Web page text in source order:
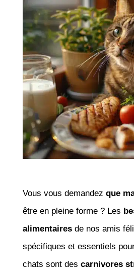
Vous vous demandez que
être en pleine forme ? Les
alimentairesde nos amis
spécifiques et essentiels
chats sont des carnivores